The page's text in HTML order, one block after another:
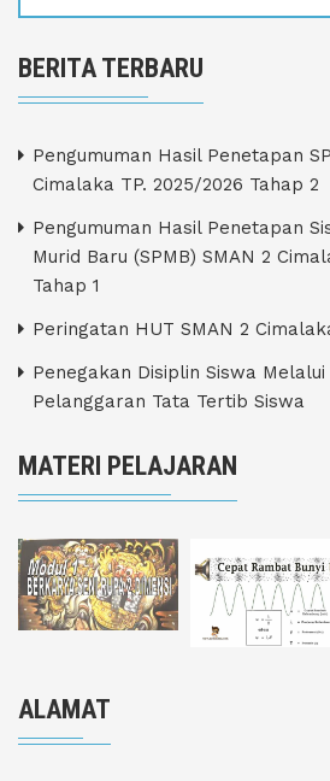
BERITA TERBARU
Pengumuman Hasil Penetapan
Cimalaka TP. 2025/2026 Tahap 2
Pengumuman Hasil Penetapan
Murid Baru (SPMB) SMAN 2
Tahap 1
Peringatan HUT SMAN 2
Penegakan Disiplin Siswa
Pelanggaran Tata Tertib Siswa
MATERI PELAJARAN
ALAMAT